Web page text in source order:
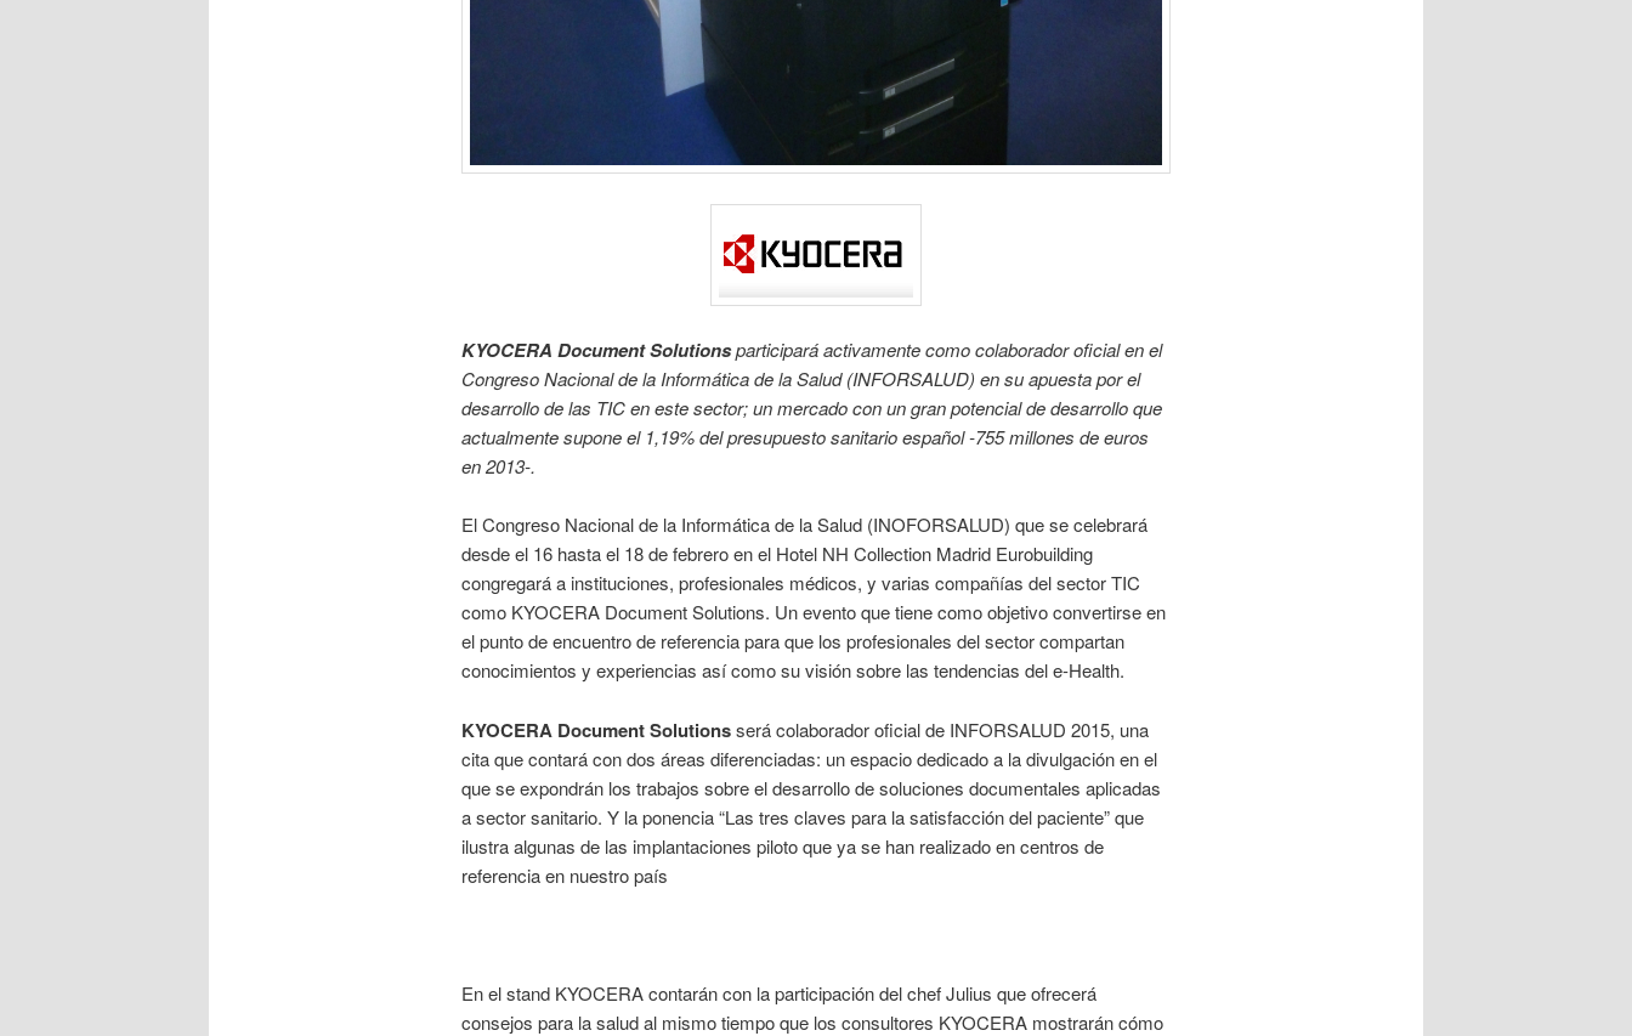
KYOCERA Document Solutionsparticipará activamente como colaborador oficial en el
Congreso Nacional de la Informática de la Salud (INFORSALUD) en su apuesta por el
desarrollo de las TIC en este sector; un mercado con un gran potencial de desarrollo que
actualmente supone el 1,19% del presupuesto sanitario español -755 millones de euros
en 2013-.
El Congreso Nacional de la Informática de la Salud (INOFORSALUD) que se celebrará
desde el 16 hasta el 18 de febrero en el Hotel NH Collection Madrid Eurobuilding
congregará a instituciones, profesionales médicos, y varias compañías del sector TIC
como KYOCERA Document Solutions. Un evento que tiene como objetivo convertirse en
el punto de encuentro de referencia para que los profesionales del sector compartan
conocimientos y experiencias así como su visión sobre las tendencias del e-Health.
KYOCERA Document Solutionsserá colaborador oficial de INFORSALUD 2015, una
cita que contará con dos áreas diferenciadas: un espacio dedicado a la divulgación en el
que se expondrán los trabajos sobre el desarrollo de soluciones documentales aplicadas
a sector sanitario. Y la ponencia “Las tres claves para la satisfacción del paciente” que
ilustra algunas de las implantaciones piloto que ya se han realizado en centros de
referencia en nuestro país
En el stand KYOCERA contarán con la participación del chef Julius que ofrecerá
consejos para la salud al mismo tiempo que los consultores KYOCERA mostrarán cómo